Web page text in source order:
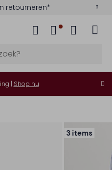
retourneren*
| Shop nu
3 items